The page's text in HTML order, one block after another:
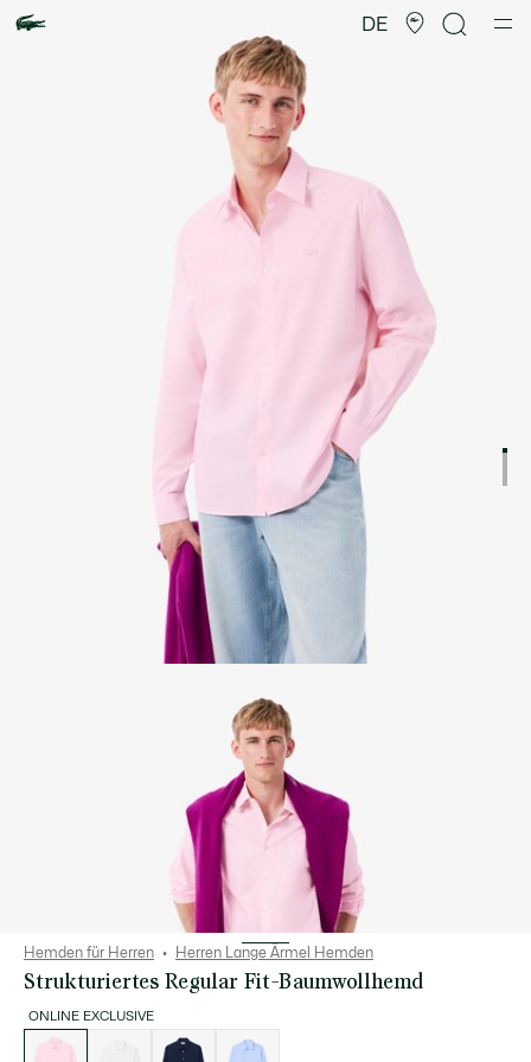
DE
Hemden für Herren Herren Lange Ärmel Hemden
Strukturiertes Regular Fit-Baumwollhemd
ONLINE EXCLUSIVE
der